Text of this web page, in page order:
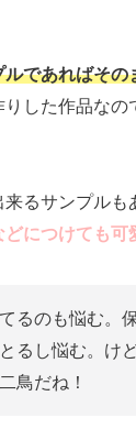
ルであればその
りした作品な
来るサンプル
どにつけても可
るのも悩む。
るし悩む。け
鳥だね！